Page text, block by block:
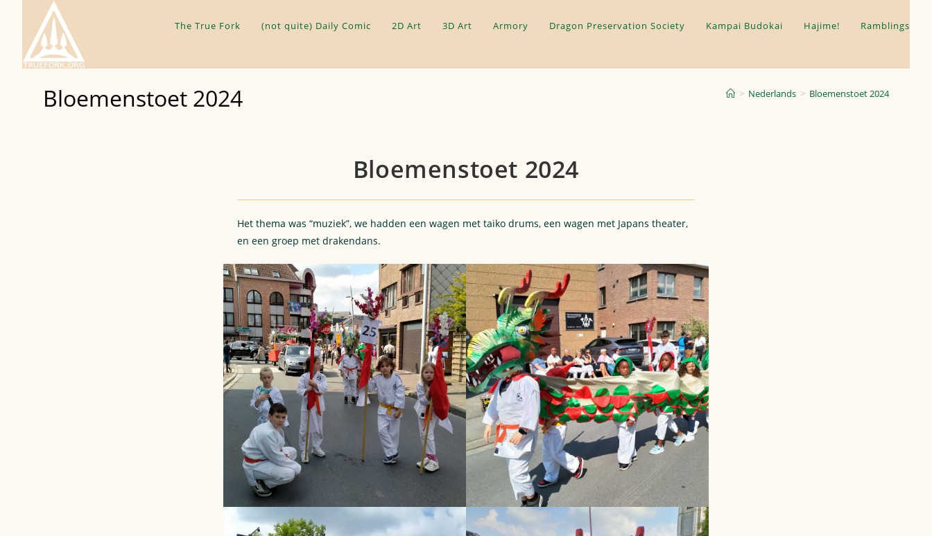
content
The True Fork (not quite) Daily Comic 2D Art 3D Art Armory Dragon Preservation Society Kampai Budokai Hajime! Ramblings
Bloemenstoet 2024 > Nederlands > Bloemenstoet 2024
Bloemenstoet 2024
Het thema was “muziek”, we hadden een wagen met taiko drums, een wagen met Japans theater,
en een groep met drakendans.